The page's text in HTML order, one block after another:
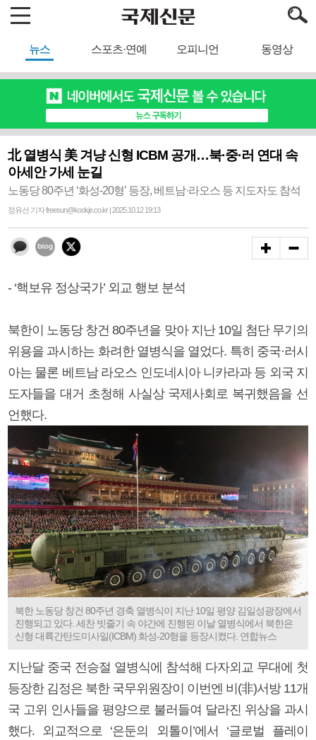
뉴스 스포츠·연예 오피니언 동영상
北 열병식 美 겨냥 신형 ICBM 공개…북·중·러 연대 속
아세안 가세 눈길
노동당 80주년 ‘화성-20형’ 등장, 베트남·라오스 등 지도자도 참석
정유선 기자 freesun@kookje.co.kr | 2025.10.12 19:13
- ‘핵보유 정상국가’ 외교 행보 분석
북한이 노동당 창건 80주년을 맞아 지난 10일 첨단 무기의
위용을 과시하는 화려한 열병식을 열었다. 특히 중국·러시
아는 물론 베트남 라오스 인도네시아 니카라과 등 외국 지
도자들을 대거 초청해 사실상 국제사회로 복귀했음을 선
언했다.
북한 노동당 창건 80주년 경축 열병식이 지난 10일 평양 김일성광장에서
진행되고 있다. 세찬 빗줄기 속 야간에 진행된 이날 열병식에서 북한은
신형 대륙간탄도미사일(ICBM) 화성-20형을 등장시켰다. 연합뉴스
지난달 중국 전승절 열병식에 참석해 다자외교 무대에 첫
등장한 김정은 북한 국무위원장이 이번엔 비(非)서방 11개
국 고위 인사들을 평양으로 불러들여 달라진 위상을 과시
했다. 외교적으로 ‘은둔의 외톨이’에서 ‘글로벌 플레이